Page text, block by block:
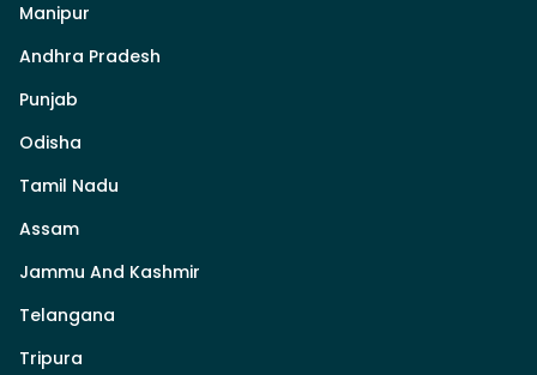
Manipur
Andhra Pradesh
Punjab
Odisha
Tamil Nadu
Assam
Jammu And Kashmir
Telangana
Tripura